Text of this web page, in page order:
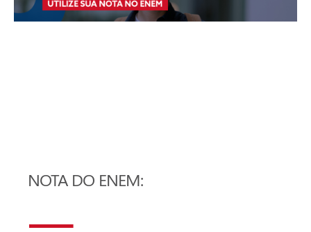
NOTA DO ENEM: